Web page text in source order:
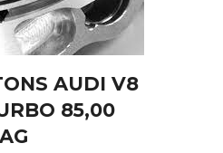
AUDI V8
85,00